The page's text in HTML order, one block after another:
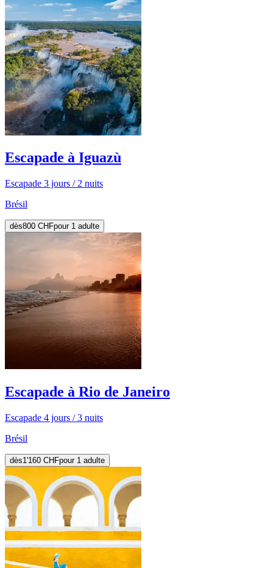
Escapade à Iguazù
Escapade 3 jours / 2 nuits
Brésil
dès800 CHFpour 1 adulte
Escapade à Rio de Janeiro
Escapade 4 jours / 3 nuits
Brésil
dès1'160 CHFpour 1 adulte